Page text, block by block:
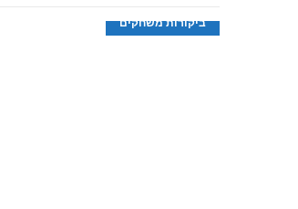
ביקורות משחקים